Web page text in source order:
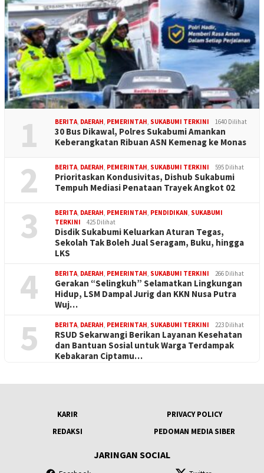
1 BERITA, DAERAH, PEMERINTAH, SUKABUMI TERKINI 1640 Dilihat
30 Bus Dikawal, Polres Sukabumi Amankan
Keberangkatan Ribuan ASN Kemenag ke Monas
2 BERITA, DAERAH, PEMERINTAH, SUKABUMI TERKINI 595 Dilihat
Prioritaskan Kondusivitas, Dishub Sukabumi
Tempuh Mediasi Penataan Trayek Angkot 02
3 BERITA, DAERAH, PEMERINTAH, PENDIDIKAN, SUKABUMI
TERKINI
425 Dilihat
Disdik Sukabumi Keluarkan Aturan Tegas,
Sekolah Tak Boleh Jual Seragam, Buku, hingga
LKS
4 BERITA, DAERAH, PEMERINTAH, SUKABUMI TERKINI 266 Dilihat
Gerakan “Selingkuh” Selamatkan Lingkungan
Hidup, LSM Dampal Jurig dan KKN Nusa Putra
Wuj…
5 BERITA, DAERAH, PEMERINTAH, SUKABUMI TERKINI 223 Dilihat
RSUD Sekarwangi Berikan Layanan Kesehatan
dan Bantuan Sosial untuk Warga Terdampak
Kebakaran Ciptamu…
KARIR
PRIVACY POLICY
REDAKSI
PEDOMAN MEDIA SIBER
JARINGAN SOCIAL